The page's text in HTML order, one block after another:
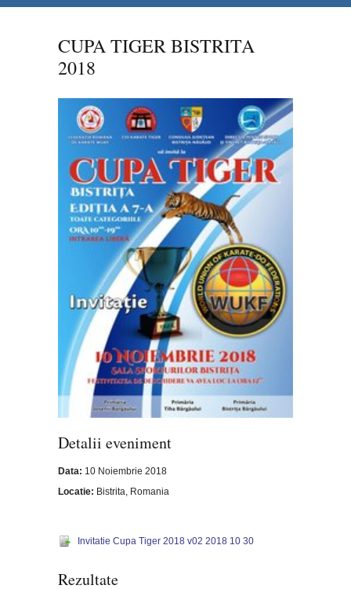
CUPA TIGER BISTRITA
2018
Detalii eveniment
Data: 10 Noiembrie 2018
Locatie: Bistrita, Romania
Invitatie Cupa Tiger 2018 v02 2018 10 30
Rezultate